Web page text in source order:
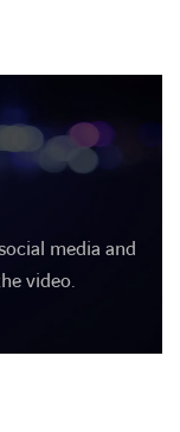
media and
video.